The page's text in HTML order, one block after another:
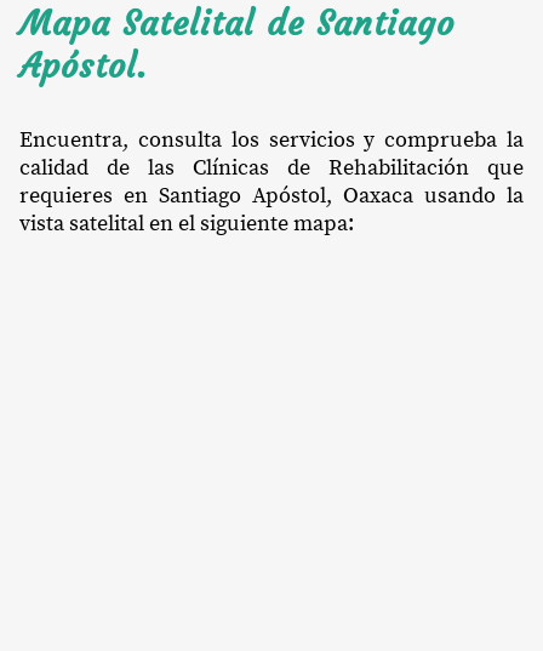
Mapa Satelital de Santiago
Apóstol.
Encuentra, consulta los servicios y comprueba la
calidad de las Clínicas de Rehabilitación que
requieres en Santiago Apóstol, Oaxaca usando la
vista satelital en el siguiente mapa: